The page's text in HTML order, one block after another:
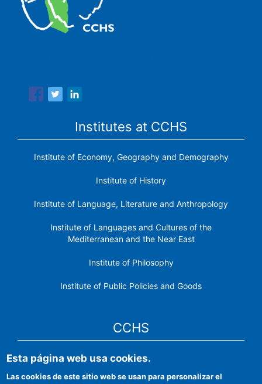
Institutes at CCHS
Institute of Economy, Geography and Demography
Institute of History
Institute of Language, Literature and Anthropology
Institute of Languages ​​and Cultures of the
Mediterranean and the Near East
Institute of Philosophy
Institute of Public Policies and Goods
CCHS
CSIC Electronic Office
Institutional identity
Esta página web usa cookies.
Las cookies de este sitio web se usan para personalizar el